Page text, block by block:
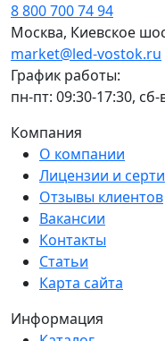
8 800 700 74 94
Москва, Киевское
market@led-vostok.ru
График работы:
пн-пт: 09:30-17:30,
Компания
О компании
Лицензии и
Отзывы клиентов
Вакансии
Контакты
Статьи
Карта сайта
Информация